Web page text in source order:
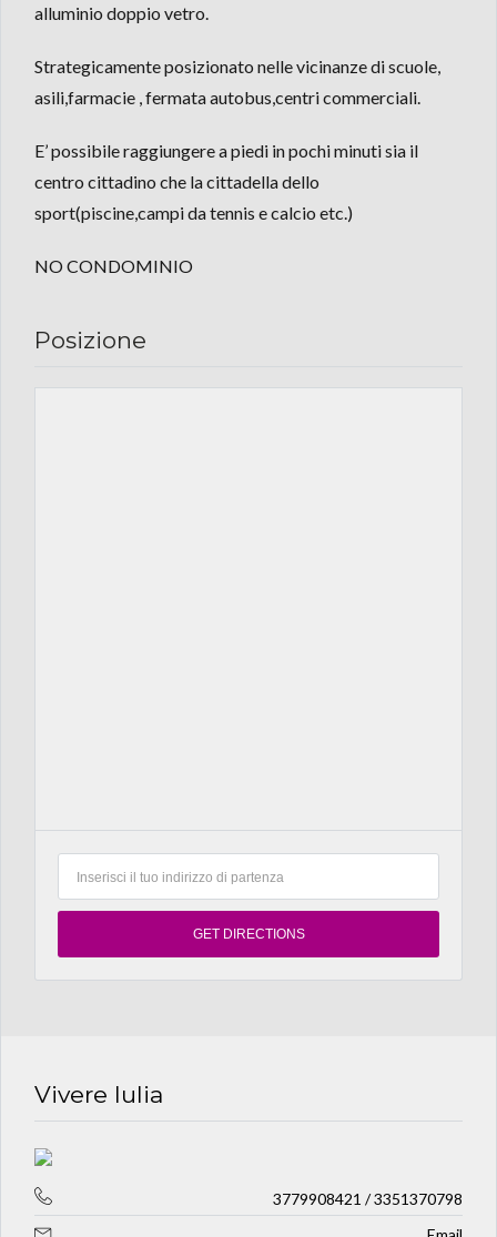
alluminio doppio vetro.
Strategicamente posizionato nelle vicinanze di scuole,
asili,farmacie , fermata autobus,centri commerciali.
E’ possibile raggiungere a piedi in pochi minuti sia il
centro cittadino che la cittadella dello
sport(piscine,campi da tennis e calcio etc.)
NO CONDOMINIO
Posizione
Vivere Iulia
3779908421 / 3351370798